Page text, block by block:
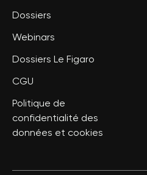
Dossiers
Webinars
Dossiers Le Figaro
CGU
Politique de
confidentialité des
données et cookies